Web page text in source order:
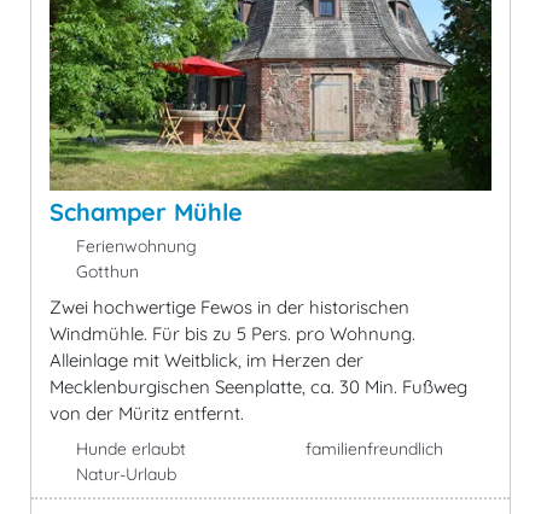
Schamper Mühle
Ferienwohnung
Gotthun
Zwei hochwertige Fewos in der historischen
Windmühle. Für bis zu 5 Pers. pro Wohnung.
Alleinlage mit Weitblick, im Herzen der
Mecklenburgischen Seenplatte, ca. 30 Min. Fußweg
von der Müritz entfernt.
Hunde erlaubt
Natur-Urlaub
familienfreundlich